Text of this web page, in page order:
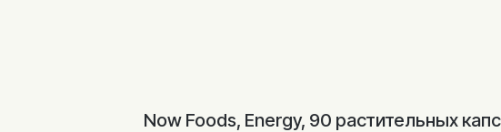
Now Foods, Energy, 90 растительных